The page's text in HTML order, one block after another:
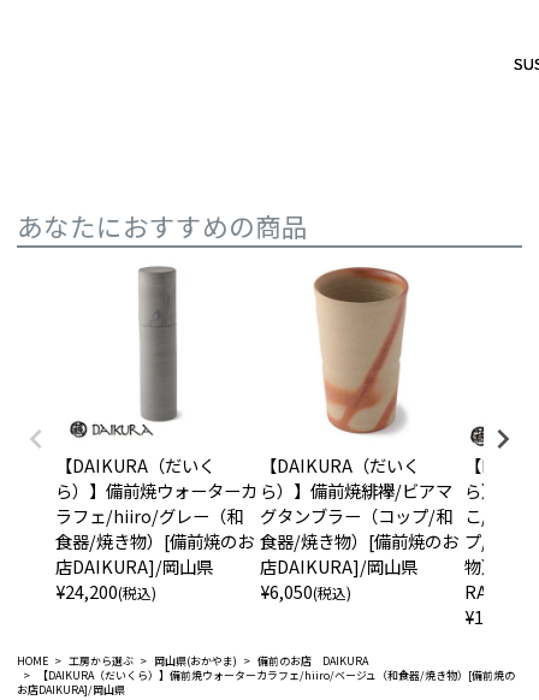
HOME 工房から選ぶ 岡山県(おかやま)
備前のお店 DAIKURA
【DAIKURA（だいくら）】備前焼ウォーターカラフェ/hiiro/ベージュ（和食器/焼き物）[備前焼の
お店DAIKURA]/岡山県
あなたにおすすめの商品
【DAIKURA（だいく
ら）】備前焼ウォーターカ
ラフェ/hiiro/グレー（和
食器/焼き物）[備前焼のお
店DAIKURA]/岡山県
¥24,200(税込)
【DAIKURA（だいく
ら）】備前焼緋襷/ビアマ
グタンブラー（コップ/和
食器/焼き物）[備前焼のお
店DAIKURA]/岡山県
¥6,050(税込)
【
ら）】
こ/高台
プ/コッ
物）[備
RA]/岡山
¥1,980